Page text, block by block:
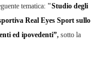
tematica: "Studio degli
Real Eyes Sport sullo
ed ipovedenti”, sotto la